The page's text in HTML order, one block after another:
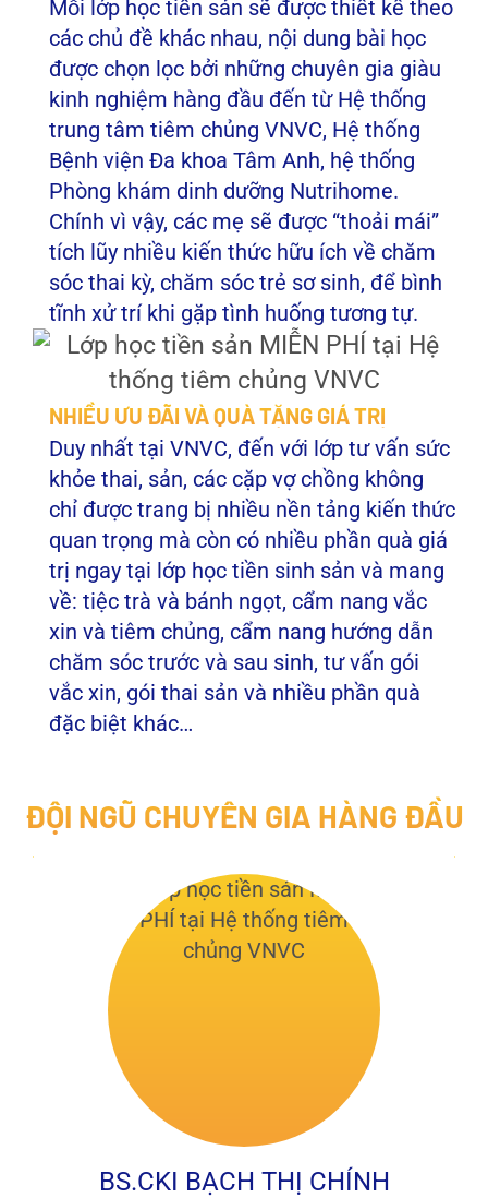
Mỗi lớp học tiền sản sẽ được thiết kế theo
các chủ đề khác nhau, nội dung bài học
được chọn lọc bởi những chuyên gia giàu
kinh nghiệm hàng đầu đến từ Hệ thống
trung tâm tiêm chủng VNVC, Hệ thống
Bệnh viện Đa khoa Tâm Anh, hệ thống
Phòng khám dinh dưỡng Nutrihome.
Chính vì vậy, các mẹ sẽ được “thoải mái”
tích lũy nhiều kiến thức hữu ích về chăm
sóc thai kỳ, chăm sóc trẻ sơ sinh, để bình
tĩnh xử trí khi gặp tình huống tương tự.
NHIỀU ƯU ĐÃI VÀ QUÀ TẶNG GIÁ TRỊ
Duy nhất tại VNVC, đến với lớp tư vấn sức
khỏe thai, sản, các cặp vợ chồng không
chỉ được trang bị nhiều nền tảng kiến thức
quan trọng mà còn có nhiều phần quà giá
trị ngay tại lớp học tiền sinh sản và mang
về: tiệc trà và bánh ngọt, cẩm nang vắc
xin và tiêm chủng, cẩm nang hướng dẫn
chăm sóc trước và sau sinh, tư vấn gói
vắc xin, gói thai sản và nhiều phần quà
đặc biệt khác…
ĐỘI NGŨ CHUYÊN GIA HÀNG ĐẦU
BS.CKI BẠCH THỊ CHÍNH